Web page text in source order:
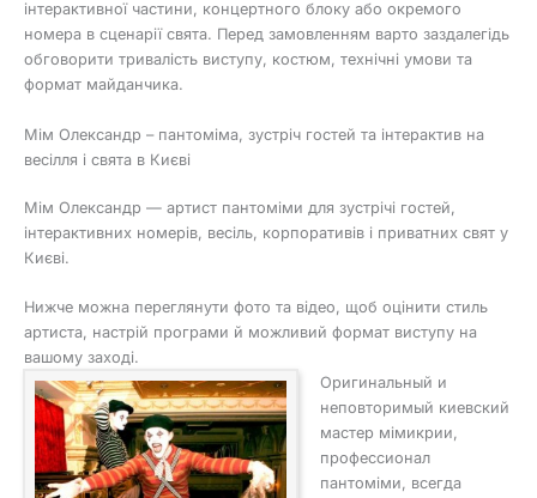
інтерактивної частини, концертного блоку або окремого
номера в сценарії свята. Перед замовленням варто заздалегідь
обговорити тривалість виступу, костюм, технічні умови та
формат майданчика.
Мім Олександр – пантоміма, зустріч гостей та інтерактив на
весілля і свята в Києві
Мім Олександр — артист пантоміми для зустрічі гостей,
інтерактивних номерів, весіль, корпоративів і приватних свят у
Києві.
Нижче можна переглянути фото та відео, щоб оцінити стиль
артиста, настрій програми й можливий формат виступу на
вашому заході.
Оригинальный и
неповторимый киевский
мастер мімикрии,
профессионал
пантоміми, всегда